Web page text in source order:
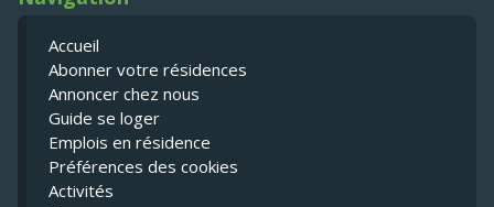
Accueil
Abonner votre résidences
Annoncer chez nous
Guide se loger
Emplois en résidence
Préférences des cookies
Activités